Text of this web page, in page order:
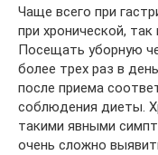
Чаще всего при
при хронической,
Посещать уборную
более трех раз в
после приема
соблюдения диеты.
такими явными
очень сложно